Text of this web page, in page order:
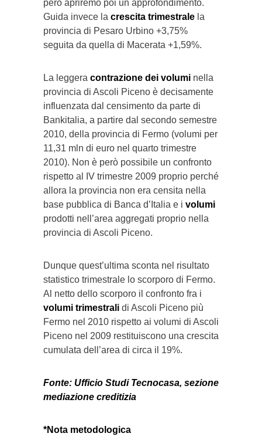
però apriremo poi un approfondimento.
Guida invece la crescita trimestrale la
provincia di Pesaro Urbino +3,75%
seguita da quella di Macerata +1,59%.
La leggera contrazione dei volumi nella
provincia di Ascoli Piceno è decisamente
influenzata dal censimento da parte di
Bankitalia, a partire dal secondo semestre
2010, della provincia di Fermo (volumi per
11,31 mln di euro nel quarto trimestre
2010). Non è però possibile un confronto
rispetto al IV trimestre 2009 proprio perché
allora la provincia non era censita nella
base pubblica di Banca d’Italia e i volumi
prodotti nell’area aggregati proprio nella
provincia di Ascoli Piceno.
Dunque quest’ultima sconta nel risultato
statistico trimestrale lo scorporo di Fermo.
Al netto dello scorporo il confronto fra i
volumi trimestrali di Ascoli Piceno più
Fermo nel 2010 rispetto ai volumi di Ascoli
Piceno nel 2009 restituiscono una crescita
cumulata dell’area di circa il 19%.
Fonte: Ufficio Studi Tecnocasa, sezione
mediazione creditizia
*Nota metodologica